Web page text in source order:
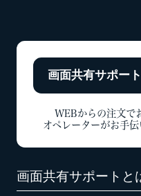
画面共有サポー
WEBからの注文で
オペレーターがお手伝
画面共有サポートと